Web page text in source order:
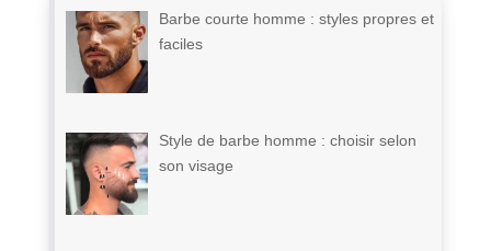
Barbe courte homme : styles propres et
faciles
Style de barbe homme : choisir selon
son visage